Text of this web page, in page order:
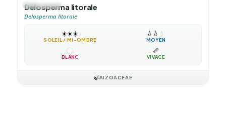
🌲ARBUSTE
Delosperma litorale
Delosperma litorale
☀️☀️☀️
SOLEIL / MI-OMBRE
💧 💧 💧
MOYEN
BLANC
📏
VIVACE
🍃AIZOACEAE